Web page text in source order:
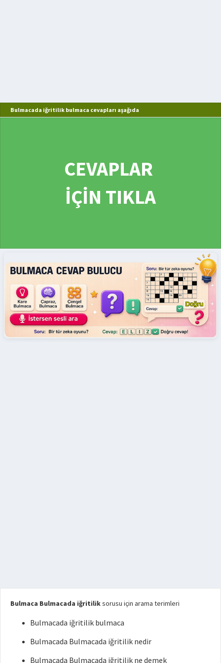
Bulmacada iğritilik bulmaca cevapları aşağıda
CEVAPLAR
İÇİN TIKLA
Bulmaca Bulmacada iğritiliksorusu için arama terimleri
Bulmacada iğritilik bulmaca
Bulmacada Bulmacada iğritilik nedir
Bulmacada Bulmacada iğritilik ne demek